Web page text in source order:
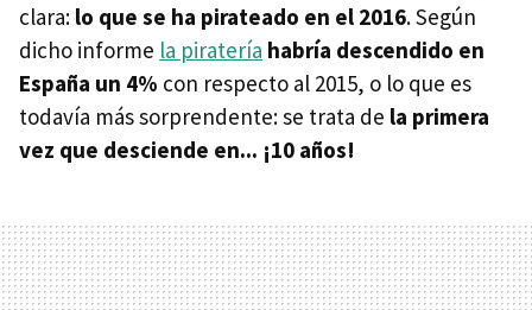
clara: lo que se ha pirateado en el 2016. Según
dicho informe la piratería habría descendido en
España un 4% con respecto al 2015, o lo que es
todavía más sorprendente: se trata de la primera
vez que desciende en... ¡10 años!